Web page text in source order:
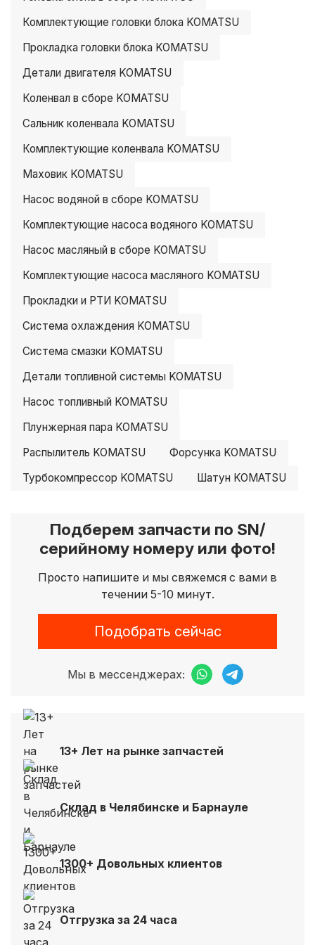
Комплектующие головки блока KOMATSU
Прокладка головки блока KOMATSU
Детали двигателя KOMATSU
Коленвал в сборе KOMATSU
Сальник коленвала KOMATSU
Комплектующие коленвала KOMATSU
Маховик KOMATSU
Насос водяной в сборе KOMATSU
Комплектующие насоса водяного KOMATSU
Насос масляный в сборе KOMATSU
Комплектующие насоса масляного KOMATSU
Прокладки и РТИ KOMATSU
Система охлаждения KOMATSU
Система смазки KOMATSU
Детали топливной системы KOMATSU
Насос топливный KOMATSU
Плунжерная пара KOMATSU
Распылитель KOMATSU
Форсунка KOMATSU
Турбокомпрессор KOMATSU
Шатун KOMATSU
Подберем запчасти по SN/
серийному номеру или фото!
Просто напишите и мы свяжемся с вами в
течении 5-10 минут.
Подобрать сейчас
Мы в мессенджерах:
13+ Лет на рынке запчастей
Склад в Челябинске и Барнауле
1300+ Довольных клиентов
Отгрузка за 24 часа